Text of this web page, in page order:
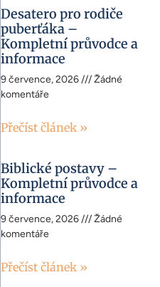
Desatero pro rodiče
puberťáka –
Kompletní průvodce a
informace
9 července, 2026
Žádné
komentáře
Přečíst článek »
Biblické postavy –
Kompletní průvodce a
informace
9 července, 2026
Žádné
komentáře
Přečíst článek »